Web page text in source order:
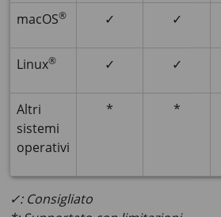
macOS® ✓ ✓
Linux® ✓ ✓
Altri
sistemi
operativi
* *
✓: Consigliato